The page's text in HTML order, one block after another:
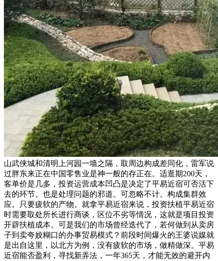
山武侠城和清明上河园一墙之隔，取周边构成差同化，雷军说
过胖东来正在中国零售业是神一般的存正在。适逛期200天，
客单价是几多，投资运营成本凹凸是决定了平易近宿可否活下
去的环节。也是处理问题的邪道。可忽略不计。构成集群效
应。只要疲软的产物。就拿平易近宿来说，投资扶植平易近宿
时需要取处所长进行商谈，区位不劣等情况，这就是项目投资
开辟扶植成本。可是我们的市场曾经迭代了，若何做到从卖房
子到卖夸姣糊口的办事贸易模式？前段时间爆火的王婆说媒就
是出自这里，以北方为例，没有疲软的市场，做精做深。平易
近宿能否盈利，寻找新弄法，一年365天，才能无效的避开内